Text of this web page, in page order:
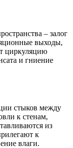
– залог
выходы,
циркуляцию
и гниение
стыков между
к стенам,
из
к
влаги.